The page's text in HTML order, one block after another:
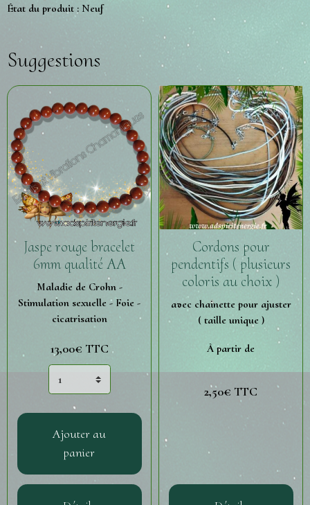
État du produit : Neuf
Suggestions
Jaspe rouge bracelet
6mm qualité AA
Maladie de Crohn -
Stimulation sexuelle - Foie -
cicatrisation
13,00€ TTC
Ajouter au
panier
Cordons pour
pendentifs ( plusieurs
coloris au choix )
avec chainette pour ajuster
( taille unique )
À partir de
2,50€ TTC